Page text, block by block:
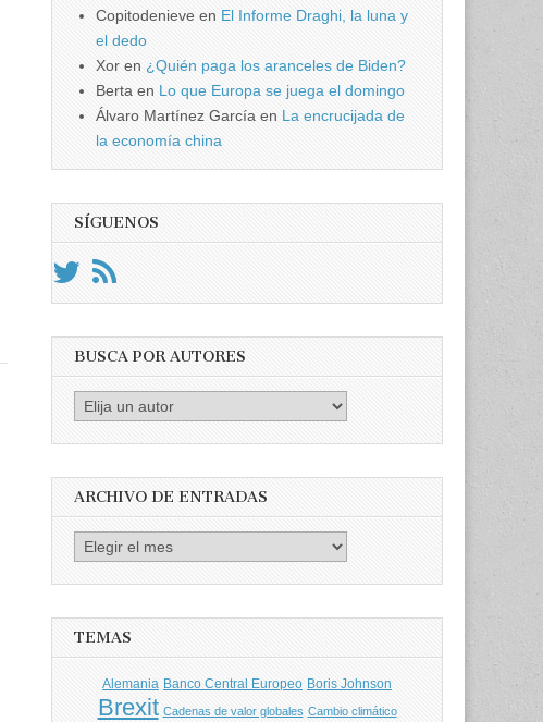
Copitodenieve en El Informe Draghi, la luna y
el dedo
Xor en ¿Quién paga los aranceles de Biden?
Berta en Lo que Europa se juega el domingo
Álvaro Martínez García en La encrucijada de
la economía china
SÍGUENOS
BUSCA POR AUTORES
Busca
por
ARCHIVO DE ENTRADAS
Archivo
TEMAS
Alemania Banco Central Europeo Boris Johnson
Brexit Cadenas de valor globales Cambio climático